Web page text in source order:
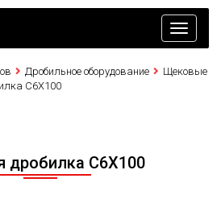
Toggle
Дробильное оборудование
Щековые
C6X100
дробилка C6X100